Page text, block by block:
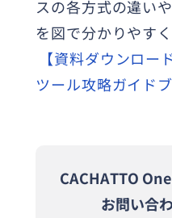
スの各方式の違い
を図で分かりやす
【資料ダウンロー
ツール攻略ガイド
CACHATTO
お問い合